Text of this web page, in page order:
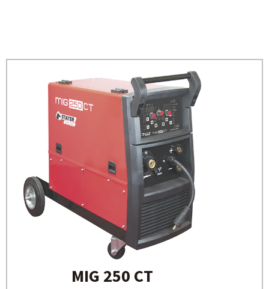
MIG 250 CT